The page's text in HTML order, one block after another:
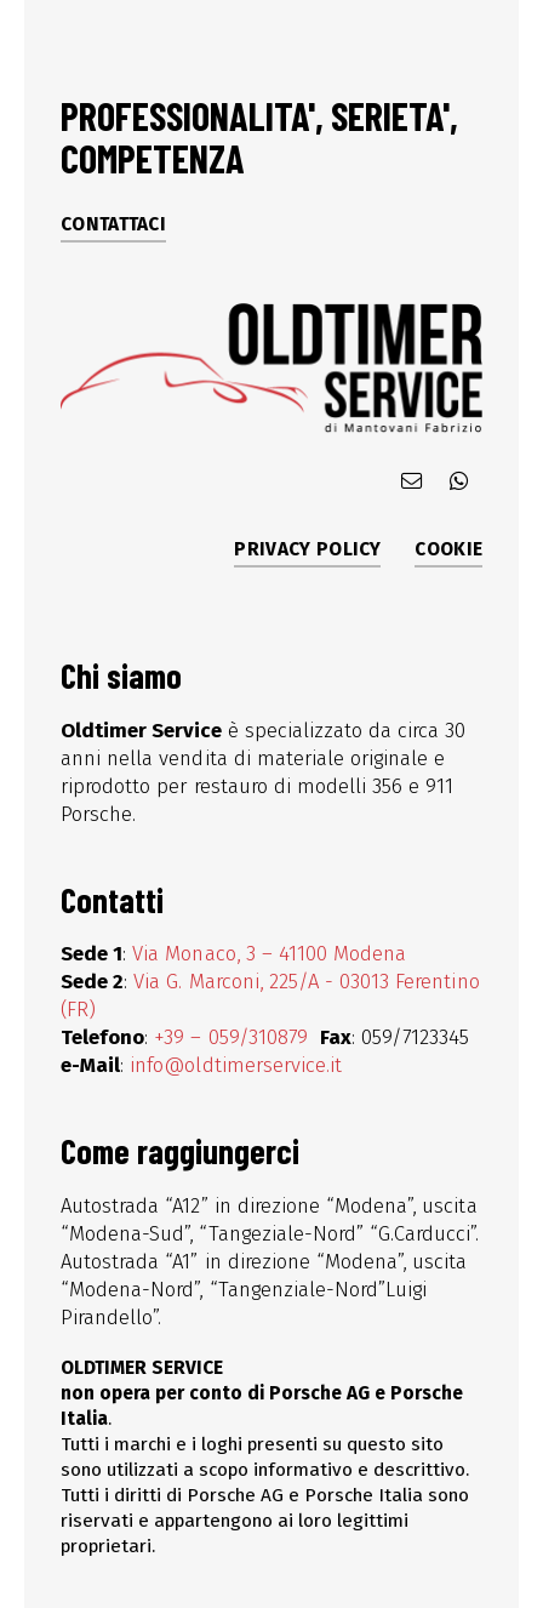
PROFESSIONALITA', SERIETA',
COMPETENZA
CONTATTACI
PRIVACY POLICY COOKIE
Chi siamo
Oldtimer Serviceè specializzato da circa 30
anni nella vendita di materiale originale e
riprodotto per restauro di modelli 356 e 911
Porsche.
Contatti
Sede 1:Via Monaco, 3 – 41100 Modena
Sede 2:Via G. Marconi, 225/A - 03013 Ferentino
(FR)
Telefono: +39 – 059/310879 Fax: 059/7123345
e-Mail: info@oldtimerservice.it
Come raggiungerci
Autostrada “A12” in direzione “Modena”, uscita
“Modena-Sud”, “Tangeziale-Nord” “G.Carducci”.
Autostrada “A1” in direzione “Modena”, uscita
“Modena-Nord”, “Tangenziale-Nord”Luigi
Pirandello”.
OLDTIMER SERVICE
non opera per conto di Porsche AG e Porsche
Italia.
Tutti i marchi e i loghi presenti su questo sito
sono utilizzati a scopo informativo e descrittivo.
Tutti i diritti di Porsche AG e Porsche Italia sono
riservati e appartengono ai loro legittimi
proprietari.